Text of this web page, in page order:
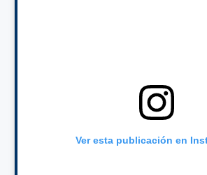
Ver esta publicación en